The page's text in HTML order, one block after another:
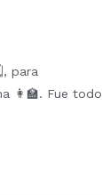
para
👩‍🏫. Fue todo